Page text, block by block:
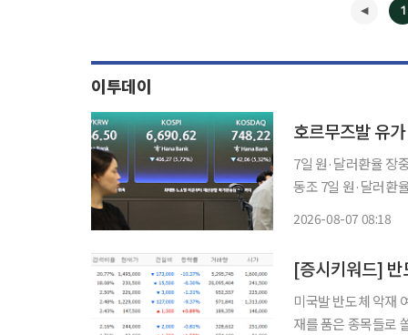
1
이투데이
호르무즈발 유
7일 원·달러환율 장
동조 7일 원·달러환율이 1420원 중후반대에서 등락할 것이라는 전망이 나왔다. 민경원 우리
2026-08-07 08:18
미국발 반도체 악재
재를 품은 종목들로 쏠리고 있다. 7일 금융투자업계에 따